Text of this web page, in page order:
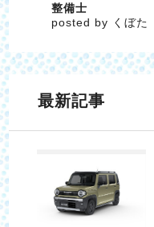
整備士
posted by くぼた
最新記事